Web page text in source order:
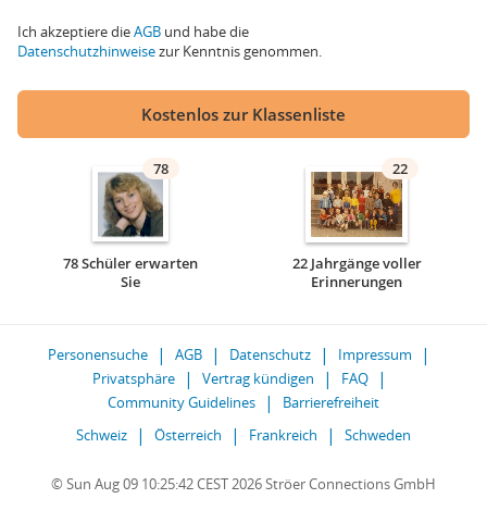
Ich akzeptiere dieAGB und habe die
Datenschutzhinweisezur Kenntnis genommen.
Kostenlos zur Klassenliste
78
78 Schüler erwarten
Sie
22
22 Jahrgänge voller
Erinnerungen
Personensuche AGB Datenschutz
Impressum
Privatsphäre
Vertrag kündigen
FAQ
Community Guidelines
Barrierefreiheit
Schweiz
Österreich Frankreich Schweden
© Sun Aug 09 10:25:42 CEST 2026 Ströer Connections GmbH